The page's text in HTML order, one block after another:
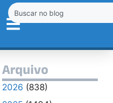
Arquivo
2026 (838)